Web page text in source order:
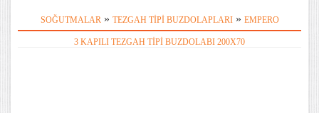
SOĞUTMALAR » TEZGAH TIPI BUZDOLAPLARI» EMPERO
3 KAPILI TEZGAH TIPI BUZDOLABI 200X70